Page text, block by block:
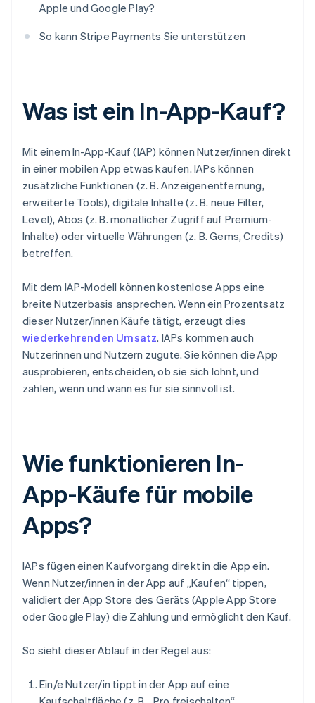
Apple und Google Play?
So kann Stripe Payments Sie unterstützen
Was ist ein In-App-Kauf?
Mit einem In-App-Kauf (IAP) können Nutzer/innen direkt
in einer mobilen App etwas kaufen. IAPs können
zusätzliche Funktionen (z. B. Anzeigenentfernung,
erweiterte Tools), digitale Inhalte (z. B. neue Filter,
Level), Abos (z. B. monatlicher Zugriff auf Premium-
Inhalte) oder virtuelle Währungen (z. B. Gems, Credits)
betreffen.
Mit dem IAP-Modell können kostenlose Apps eine
breite Nutzerbasis ansprechen. Wenn ein Prozentsatz
dieser Nutzer/innen Käufe tätigt, erzeugt dies
wiederkehrenden Umsatz. IAPs kommen auch
Nutzerinnen und Nutzern zugute. Sie können die App
ausprobieren, entscheiden, ob sie sich lohnt, und
zahlen, wenn und wann es für sie sinnvoll ist.
Wie funktionieren In-
App-Käufe für mobile
Apps?
IAPs fügen einen Kaufvorgang direkt in die App ein.
Wenn Nutzer/innen in der App auf „Kaufen“ tippen,
validiert der App Store des Geräts (Apple App Store
oder Google Play) die Zahlung und ermöglicht den Kauf.
So sieht dieser Ablauf in der Regel aus:
Ein/e Nutzer/in tippt in der App auf eine